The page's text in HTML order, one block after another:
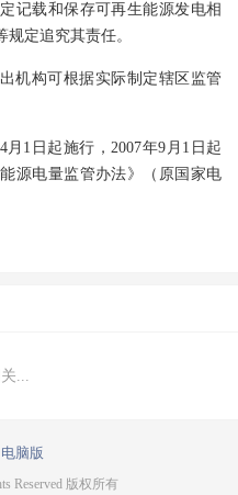
记载和保存可再生能源发电相
定追究其责任。
机构可根据实际制定辖区监管
1日起施行，2007年9月1日起
源电量监管办法》（原国家电
...
电脑版
Reserved 版权所有